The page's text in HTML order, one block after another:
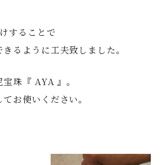
することで
るように工夫致しました。
珠『 AYA 』。
お使いください。